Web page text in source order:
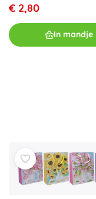
€ 2,80
In mandje